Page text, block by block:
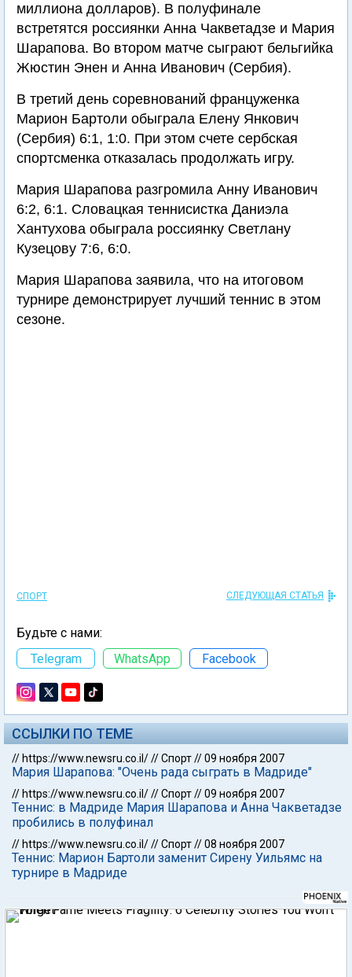
миллиона долларов). В полуфинале
встретятся россиянки Анна Чакветадзе и Мария
Шарапова. Во втором матче сыграют бельгийка
Жюстин Энен и Анна Иванович (Сербия).
В третий день соревнований француженка
Марион Бартоли обыграла Елену Янкович
(Сербия) 6:1, 1:0. При этом счете сербская
спортсменка отказалась продолжать игру.
Мария Шарапова разгромила Анну Иванович
6:2, 6:1. Словацкая теннисистка Даниэла
Хантухова обыграла россиянку Светлану
Кузецову 7:6, 6:0.
Мария Шарапова заявила, что на итоговом
турнире демонстрирует лучший теннис в этом
сезоне.
СПОРТ СЛЕДУЮЩАЯ СТАТЬЯ
Будьте с нами:
Telegram
WhatsApp Facebook
ССЫЛКИ ПО ТЕМЕ
// https://www.newsru.co.il///Спорт//09 ноября 2007
Мария Шарапова: "Очень рада сыграть в Мадриде"
// https://www.newsru.co.il///Спорт//09 ноября 2007
Теннис: в Мадриде Мария Шарапова и Анна Чакветадзе
пробились в полуфинал
// https://www.newsru.co.il///Спорт//08 ноября 2007
Теннис: Марион Бартоли заменит Сирену Уильямс на
турнире в Мадриде